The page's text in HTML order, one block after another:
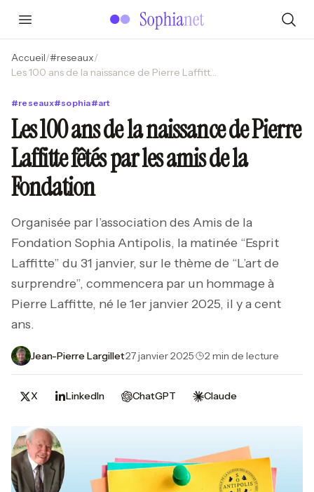
Accueil/#reseaux/
Les 100 ans de la naissance de Pierre Laffitte fêtés par les amis de la Fondation
#reseaux#sophia#art
Les 100 ans de la naissance de Pierre
Laffitte fêtés par les amis de la
Fondation
Organisée par l’association des Amis de la
Fondation Sophia Antipolis, la matinée “Esprit
Laffitte” du 31 janvier, sur le thème de “L’art de
surprendre”, commencera par un hommage à
Pierre Laffitte, né le 1er janvier 2025, il y a cent
ans.
Jean-Pierre Largillet·27 janvier 2025· 2 min de lecture
X LinkedIn ChatGPT Claude